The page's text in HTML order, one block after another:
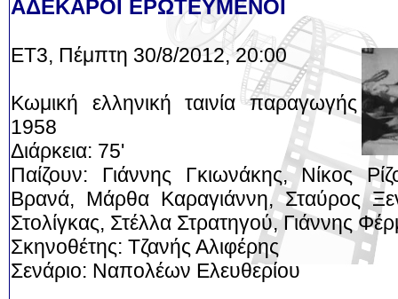
ΑΔΕΚΑΡΟΙ ΕΡΩΤΕΥΜΕΝΟΙ
ΕΤ3, Πέμπτη 30/8/2012, 20:00
Κωμική ελληνική ταινία παραγωγής
1958
Διάρκεια: 75'
Παίζουν: Γιάννης Γκιωνάκης, Νίκος
Βρανά, Μάρθα Καραγιάννη, Σταύρος
Στολίγκας, Στέλλα Στρατηγού, Γιάννης
Σκηνοθέτης: Τζανής Αλιφέρης
Σενάριο: Ναπολέων Ελευθερίου